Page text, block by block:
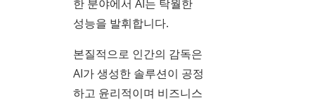
한 분야에서 AI는 탁월한
성능을 발휘합니다.
본질적으로 인간의 감독은
AI가 생성한 솔루션이 공정
하고 윤리적이며 비즈니스